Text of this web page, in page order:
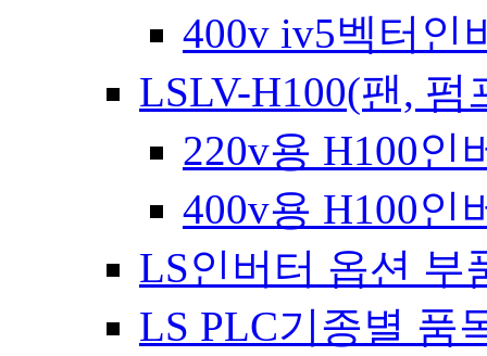
400v iv5벡터인
LSLV-H100(팬, 펌
220v용 H100인
400v용 H100인
LS인버터 옵션 부
LS PLC기종별 품